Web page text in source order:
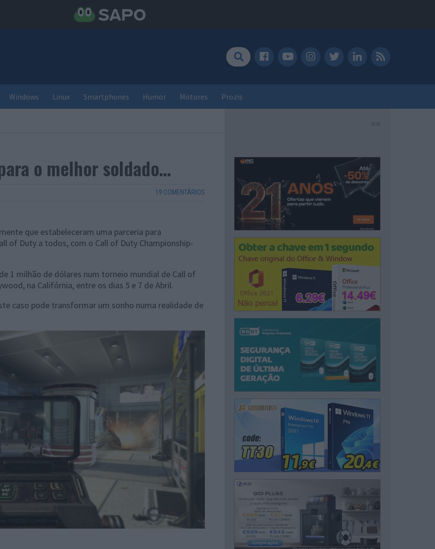
Windows Linux Smartphones Humor Motores Prozis
o melhor soldado…
19 COMENTÁRIOS
que estabeleceram uma parceria para
of Duty a todos, com o Call of Duty Championship-
1 milhão de dólares num torneio mundial de Call of
na Califórnia, entre os dias 5 e 7 de Abril.
caso pode transformar um sonho numa realidade de
PUB